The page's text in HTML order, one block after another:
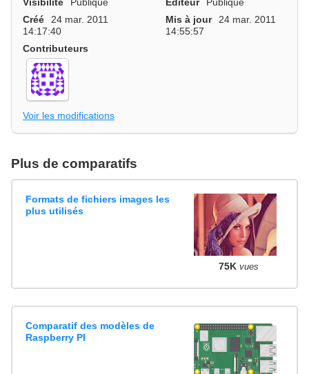
Créé
24 mar. 2011
14:17:40
Mis à jour
24 mar. 2011
14:55:57
Contributeurs
Voir les modifications
Plus de comparatifs
Formats de fichiers images les
plus utilisés
75K vues
Comparatif des modèles de
Raspberry PI